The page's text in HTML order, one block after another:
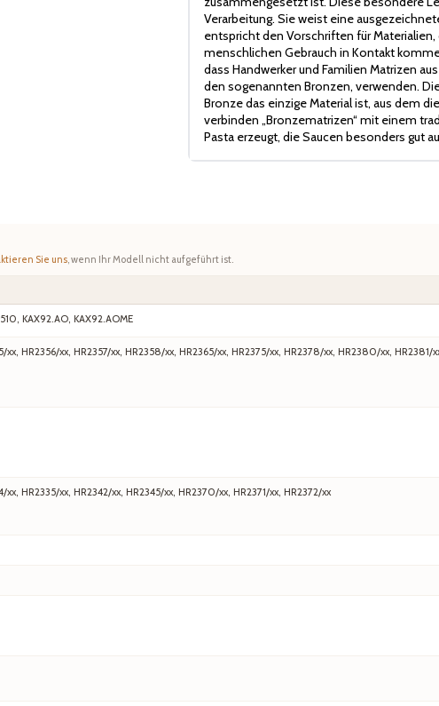
Verarbeitung. Sie weist eine
entspricht den Vorschriften für Materialien,
menschlichen Gebrauch in Kontakt
dass Handwerker und Familien Matrizen
den sogenannten Bronzen, verwenden.
Bronze das einzige Material ist, aus dem
verbinden „Bronzematrizen“ mit einem
Pasta erzeugt, die Saucen besonders gut
Sie uns, wenn Ihr Modell nicht aufgeführt ist.
KAX92.AO, KAX92.AOME
xx, HR2356/xx, HR2357/xx, HR2358/xx, HR2365/xx, HR2375/xx, HR2378/xx, HR2380/xx, HR2381/
xx, HR2335/xx, HR2342/xx, HR2345/xx, HR2370/xx, HR2371/xx, HR2372/xx